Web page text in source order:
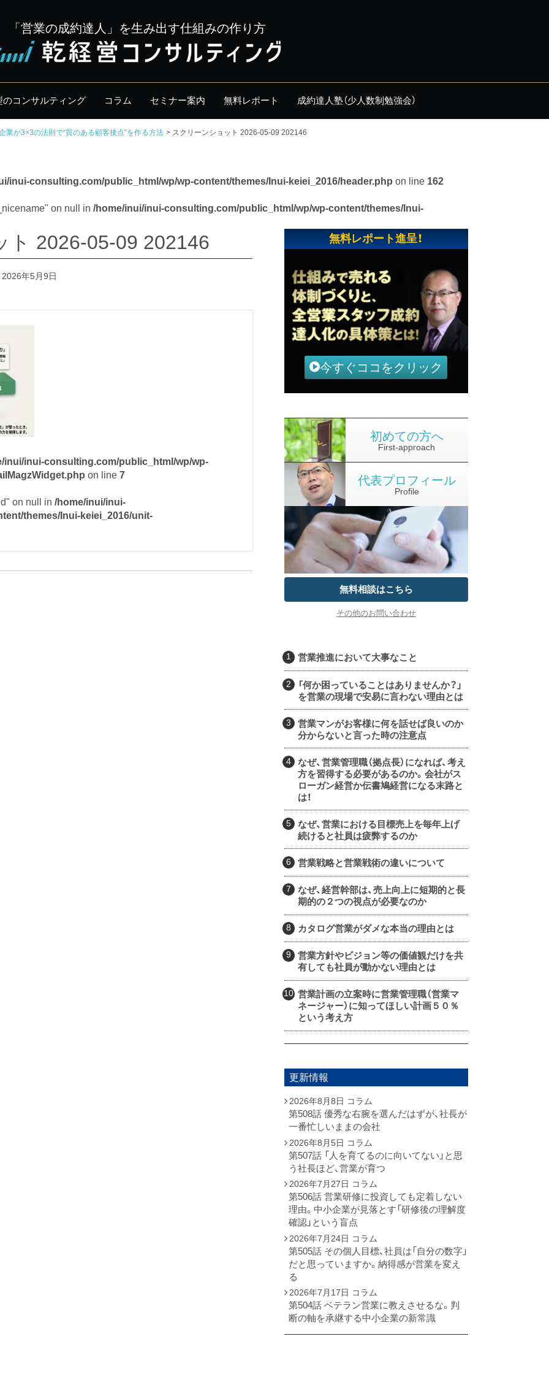
「営業の成約達人」を生み出す仕組みの作り方
のコンサルティング コラム セミナー案内 無料レポート 成約達人塾（少人数制勉強会）
業が3×3の法則で“質のある顧客接点”を作る方法 スクリーンショット 2026-05-09 202146
inui-consulting.com/public_html/wp/wp-content/themes/Inui-keiei_2016/header.php on line 162
on null in /home/inui/inui-consulting.com/public_html/wp/wp-content/themes/Inui-
ト 2026-05-09 202146
2026年5月9日
inui/inui-consulting.com/public_html/wp/wp-
on line 7
on null in /home/inui/inui-
themes/Inui-keiei_2016/unit-
無料レポート進呈！
今すぐココをクリック
First-approach
初めての方へ
Profile
代表プロフィール
無料相談はこちら
その他のお問い合わせ
営業推進において大事なこと
「何か困っていることはありませんか？」
を営業の現場で安易に言わない理由とは
営業マンがお客様に何を話せば良いのか
分からないと言った時の注意点
なぜ、営業管理職（拠点長）になれば、考え
方を習得する必要があるのか。会社がス
ローガン経営か伝書鳩経営になる末路と
は！
なぜ、営業における目標売上を毎年上げ
続けると社員は疲弊するのか
営業戦略と営業戦術の違いについて
なぜ、経営幹部は、売上向上に短期的と長
期的の２つの視点が必要なのか
カタログ営業がダメな本当の理由とは
営業方針やビジョン等の価値観だけを共
有しても社員が動かない理由とは
営業計画の立案時に営業管理職（営業マ
ネージャー）に知ってほしい計画５０％
という考え方
更新情報
2026年8月8日 コラム
第508話 優秀な右腕を選んだはずが、社長が
一番忙しいままの会社
2026年8月5日 コラム
第507話 「人を育てるのに向いてない」と思
う社長ほど、営業が育つ
2026年7月27日 コラム
第506話 営業研修に投資しても定着しない
理由。中小企業が見落とす「研修後の理解度
確認」という盲点
2026年7月24日 コラム
第505話 その個人目標、社員は「自分の数字」
だと思っていますか。納得感が営業を変え
る
2026年7月17日 コラム
第504話 ベテラン営業に教えさせるな。判
断の軸を承継する中小企業の新常識